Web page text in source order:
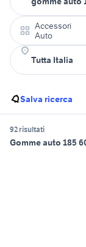
Accessori
Auto
Salva ricerca
92 risultati
Gomme auto 185